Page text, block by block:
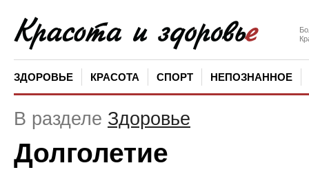
ЗДОРОВЬЕ КРАСОТА СПОРТ НЕПОЗНАННОЕ
В разделе Здоровье
Долголетие